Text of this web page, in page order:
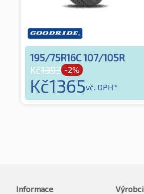
195/75R16C 107/105R
Kč1393 -2%
Kč1365vč. DPH*
Informace
Výrobci